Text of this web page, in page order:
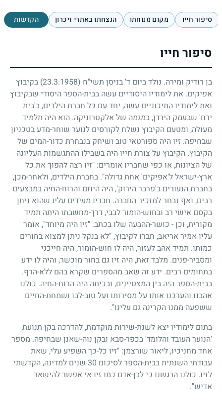
סיפור חייו מקום מנוחתו הנצחתו באתרי זיכרון הקדשות
סיפור חייו
בן רודיק ומירה. נולד ביום ד' בניסן תשי"ח (23.3.1958)
בקיבוץ
אפיקים. את לימודיו היסודיים עשה בבית-הספר היסודי שבקיבוץ
ואת לימודיו התיכוניים עשה, יחד עם כל חברת הילדים, ב'בית
ירח' שבעמק הירדן, במגמה של אלקטרוניקה. הוא היה תלמיד
מעולה, ומטעם הקיבוץ נשלח לקורסים לנוער שוחר-מדע בטכניון
שבחיפה. זיו היה ספורטאי טוב ושיחק בנבחרת כדור-המים של
הקיבוץ. הקיבוץ על צורת חייו היה בשבילו ההתגשמות העליונה
של הציונות, או כפי שחבריו אומרים: "זיו רצה להפוך את כל
ארץ-ישראל ל'אפיקים' אחת גדולה". בחברת הילדים, ולאחר-מכן,
בחברת הנעורים ב'פרבר הירוק', היה היוזם והרוח-החיה במבצעים
רבים, ואף נבחר למזכיר החברה. חבריו מעידים עליו שהוא ניחן
בקסם אישי רב ובחוש-הומור לבבי, דרך-מחשבתו היתה תמיד
מקורית, וכן - כושר-ההבעה שלו בכתב. "זיו היה מיוחד", אומר
עליו אמיר אריאב, חברו לקיבוץ, "לא בנקל ניתן למצוא בחורים
כמותו. תמיד אהב לעזור, היה לו חוש-הומור, היה חייכני
ומסביר-פנים. מלבד זאת, היה זיו גם בחור מוכשר, והיה לו ידע
בתחומים רבים. ידע זה שאב מהספרים שקרא בהם ללא-הרף.
בבית-הספר היה בין המצטיינים, ובכיתה היה הרוח-החיה. כולנו
אהבנו והערכנו אותו על מסירותו ועל טוב-לבו ושמחת-החיים
ששפעה ממנו הקרינה גם עלינו".
בתום לימודיו יצא לשנת-שירות מוקדמת, להדרכה בקן תנועת
'הנוער העובד והלומד' בכפר-סבא ובקן נוה-שאנן שבחיפה. מספר
אחד מחניכיו, ליאור שורצמן: "זיו כל-כך השפיע עלי, שאת
עבודתי השנתית בבית-הספר לסיכום 30 שנים למדינה, הקדשתי
לזיו. כולנו הרגשנו כי לבן-אדם כמו זיו אי אפשר להישאר
אדיש".